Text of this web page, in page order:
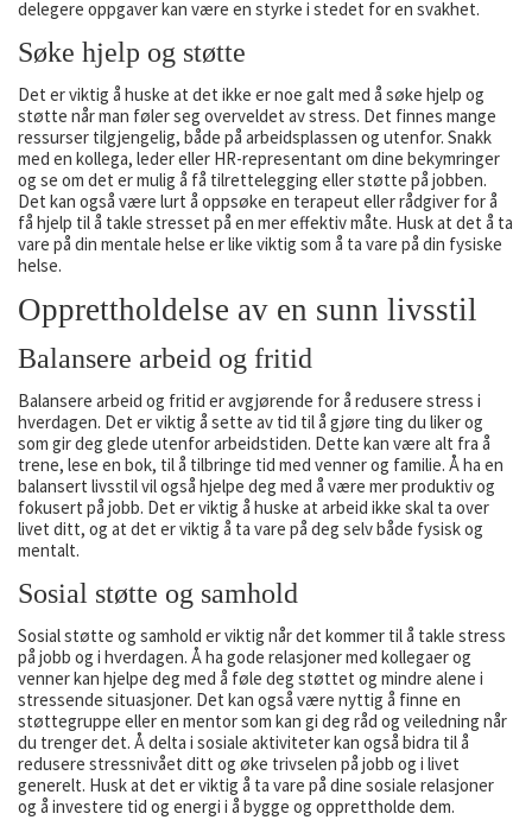
delegere oppgaver kan være en styrke i stedet for en svakhet.
Søke hjelp og støtte
Det er viktig å huske at det ikke er noe galt med å søke hjelp og
støtte når man føler seg overveldet av stress. Det finnes mange
ressurser tilgjengelig, både på arbeidsplassen og utenfor. Snakk
med en kollega, leder eller HR-representant om dine bekymringer
og se om det er mulig å få tilrettelegging eller støtte på jobben.
Det kan også være lurt å oppsøke en terapeut eller rådgiver for å
få hjelp til å takle stresset på en mer effektiv måte. Husk at det å ta
vare på din mentale helse er like viktig som å ta vare på din fysiske
helse.
Opprettholdelse av en sunn livsstil
Balansere arbeid og fritid
Balansere arbeid og fritid er avgjørende for å redusere stress i
hverdagen. Det er viktig å sette av tid til å gjøre ting du liker og
som gir deg glede utenfor arbeidstiden. Dette kan være alt fra å
trene, lese en bok, til å tilbringe tid med venner og familie. Å ha en
balansert livsstil vil også hjelpe deg med å være mer produktiv og
fokusert på jobb. Det er viktig å huske at arbeid ikke skal ta over
livet ditt, og at det er viktig å ta vare på deg selv både fysisk og
mentalt.
Sosial støtte og samhold
Sosial støtte og samhold er viktig når det kommer til å takle stress
på jobb og i hverdagen. Å ha gode relasjoner med kollegaer og
venner kan hjelpe deg med å føle deg støttet og mindre alene i
stressende situasjoner. Det kan også være nyttig å finne en
støttegruppe eller en mentor som kan gi deg råd og veiledning når
du trenger det. Å delta i sosiale aktiviteter kan også bidra til å
redusere stressnivået ditt og øke trivselen på jobb og i livet
generelt. Husk at det er viktig å ta vare på dine sosiale relasjoner
og å investere tid og energi i å bygge og opprettholde dem.